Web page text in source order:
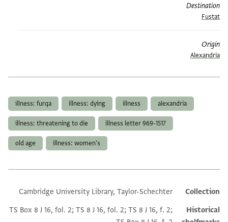
Destination
Fustat
Origin
Alexandria
alexandria
illness
illness: dying
illness: furqa
illness letter 969-1517
illness: threatening to die
illness: women's
old age
Additional metadata
Collection
Cambridge University Library, Taylor-Schechter
Historical
TS Box 8 J 16, fol. 2; TS 8 J 16, fol. 2; TS 8 J 16, f. 2;